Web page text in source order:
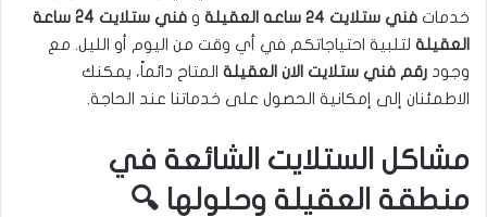
خدمات فني ستلايت ٢٤ ساعه العقيلة و
فني ستلايت 24 ساعة
العقيلة لتلبية احتياجاتكم في أي وقت من اليوم أو الليل. مع
وجود رقم فني ستلايت الان العقيلة المتاح دائماً، يمكنك
الاطمئنان إلى إمكانية الحصول على خدماتنا عند الحاجة.
مشاكل الستلايت الشائعة في
منطقة العقيلة وحلولها 🔍